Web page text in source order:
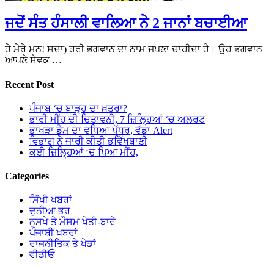
ਜਦੋਂ ਸੰਤ ਹੰਸਾਲੀ ਵਾਲਿਆ ਨੇ 2 ਜਾਨਾਂ ਬਚਾਈਆ
ਹੇ ਮੇਰੇ ਮਨ! ਸਦਾ) ਹਰੀ ਭਗਵਾਨ ਦਾ ਨਾਮ ਜਪਣਾ ਚਾਹੀਦਾ ਹੈ। ਉਹ ਭਗਵਾਨ
ਆਪਣੇ ਸੇਵਕ …
Recent Post
ਪੰਜਾਬ ‘ਚ ਬਾੜ੍ਹ ਦਾ ਖ਼ਤਰਾ?
ਭਾਰੀ ਮੀਂਹ ਦੀ ਚਿਤਾਵਨੀ, 7 ਜ਼ਿਲ੍ਹਿਆਂ ‘ਚ ਅਲਰਟ
ਭਾਖੜਾ ਡੈਮ ਦਾ ਵਧਿਆ ਪੱਧਰ, ਵੱਡਾ Alert
ਵਿਭਾਗ ਨੇ ਜਾਰੀ ਕੀਤੀ ਭਵਿੱਖਬਾਣੀ
ਕਈ ਜ਼ਿਲ੍ਹਿਆਂ ‘ਚ ਪਿਆ ਮੀਂਹ,
Categories
ਸਿੱਖੀ ਖਬਰਾਂ
ਦੁਨੀਆ ਭਰ
ਨੁਸਖੇ ਤੇ ਮੌਸਮ ਖੇਤੀ-ਬਾਰੇ
ਪੰਜਾਬੀ ਖਬਰਾਂ
ਰਾਜਨੀਤਿਕ ਤੇ ਖੇਡਾਂ
ਵੀਡੀਓ